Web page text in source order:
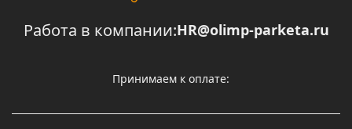
Работа в компании:HR@olimp-parketa.ru
Принимаем к оплате: